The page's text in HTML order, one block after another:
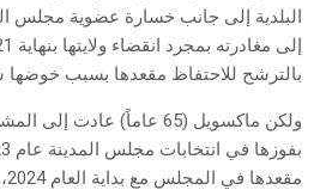
البلدية إلى جانب خسارة عضوية مجلس
بالترشح للاحتفاظ مقعدها بسبب خوضها
ولكن ماكسويل (65 عاماً)